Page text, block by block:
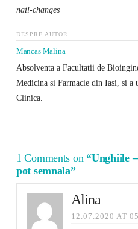
nail-changes
DESPRE AUTOR
Mancas Malina
Absolventa a Facultatii de
Medicina si Farmacie din Iasi, si a
Clinica.
1 Comments on “Unghiile
pot semnala”
Alina
12.07.2020 AT